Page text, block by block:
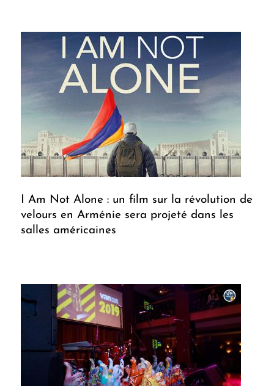
I Am Not Alone : un film sur la révolution de
velours en Arménie sera projeté dans les
salles américaines